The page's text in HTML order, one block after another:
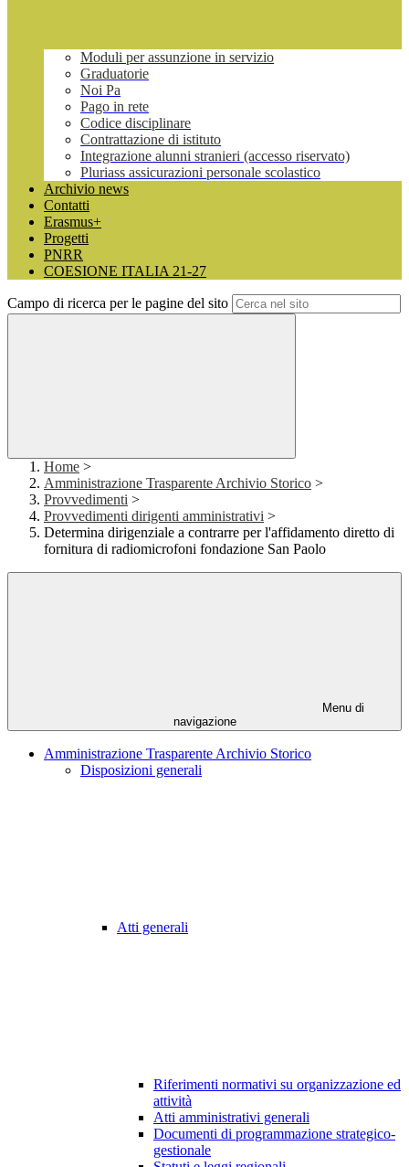
Moduli per assunzione in servizio
Graduatorie
Noi Pa
Pago in rete
Codice disciplinare
Contrattazione di istituto
Integrazione alunni stranieri (accesso riservato)
Pluriass assicurazioni personale scolastico
Archivio news
Contatti
Erasmus+
Progetti
PNRR
COESIONE ITALIA 21-27
Campo di ricerca per le pagine del sito
Home >
Amministrazione Trasparente Archivio Storico >
Provvedimenti >
Provvedimenti dirigenti amministrativi >
Determina dirigenziale a contrarre per l'affidamento diretto di
fornitura di radiomicrofoni fondazione San Paolo
Menu di
navigazione
Amministrazione Trasparente Archivio Storico
Disposizioni generali
Atti generali
Riferimenti normativi su organizzazione ed
attività
Atti amministrativi generali
Documenti di programmazione strategico-
gestionale